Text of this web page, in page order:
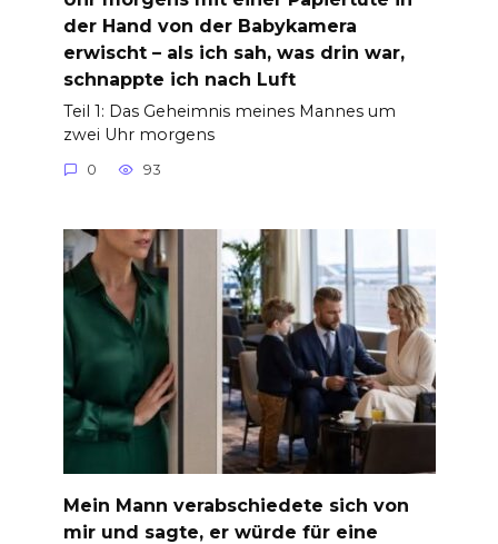
der Hand von der Babykamera
erwischt – als ich sah, was drin war,
schnappte ich nach Luft
Teil 1: Das Geheimnis meines Mannes um
zwei Uhr morgens
0 93
Mein Mann verabschiedete sich von
mir und sagte, er würde für eine